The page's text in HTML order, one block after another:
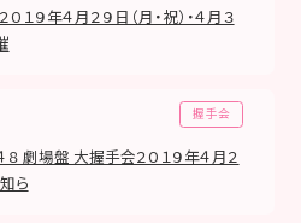
１９年４月２９日（月・祝）・４月３
握手会
８ 劇場盤 大握手会２０１９年４月２
ら